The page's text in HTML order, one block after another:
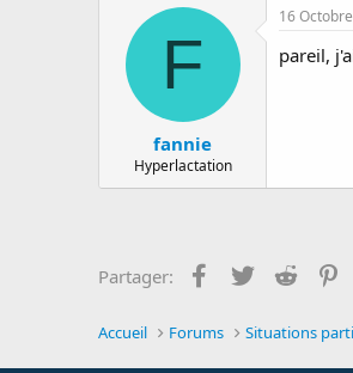
F
fannie
Hyperlactation
16
pareil,
Partager: Facebook
Twitter Reddit
Accueil Forums Situations